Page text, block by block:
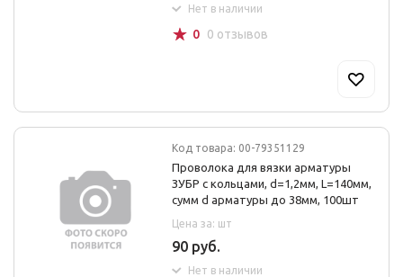
Нет в наличии
☆ 0 0 отзывов
Код товара: 00-79351129
Проволока для вязки арматуры
ЗУБР с кольцами, d=1,2мм, L=140мм,
сумм d арматуры до 38мм, 100шт
Цена за: шт
90 руб.
Нет в наличии